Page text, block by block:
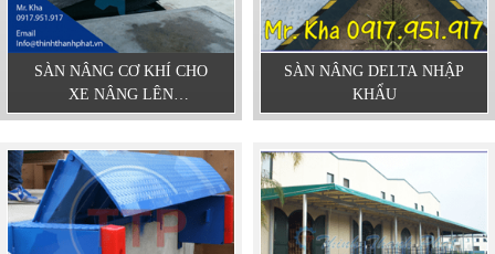
SÀN NÂNG CƠ KHÍ CHO
XE NÂNG LÊN
CONTAINER
SÀN NÂNG DELTA NHẬP
KHẨU